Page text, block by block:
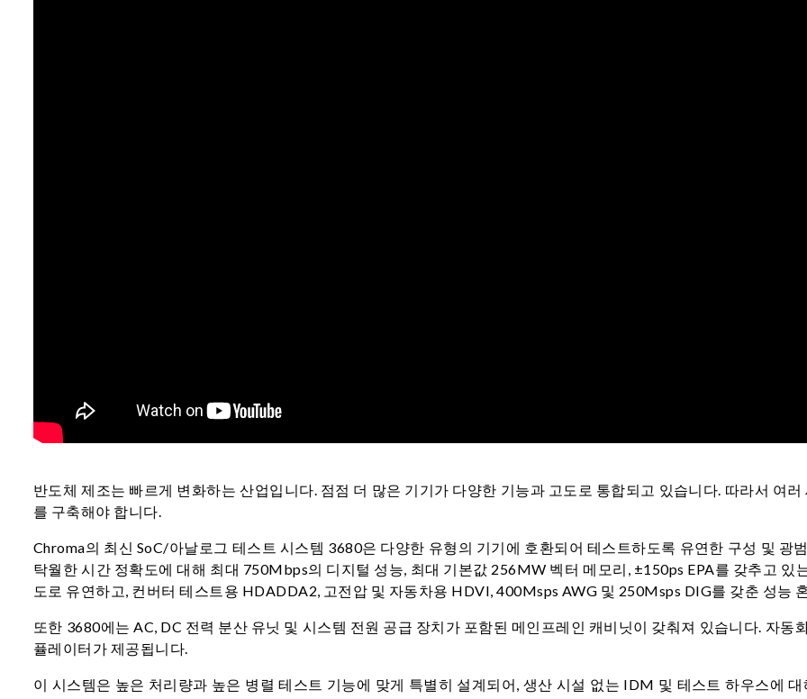
반도체 제조는 빠르게 변화하는 산업입니다. 점점 더 많은 기기가 다양한 기능과 고도로 통합되고 있습니다. 따라서 여
를 구축해야 합니다.
Chroma의 최신 SoC/아날로그 테스트 시스템 3680은 다양한 유형의 기기에 호환되어 테스트하도록 유연한 구성 및 광
탁월한 시간 정확도에 대해 최대 750Mbps의 디지털 성능, 최대 기본값 256MW 벡터 메모리, ±150ps EPA를 갖추고 있
도로 유연하고, 컨버터 테스트용 HDADDA2, 고전압 및 자동차용 HDVI, 400Msps AWG 및 250Msps DIG를 갖춘 성능
또한 3680에는 AC, DC 전력 분산 유닛 및 시스템 전원 공급 장치가 포함된 메인프레인 캐비닛이 갖춰져 있습니다. 자
퓰레이터가 제공됩니다.
이 시스템은 높은 처리량과 높은 병렬 테스트 기능에 맞게 특별히 설계되어, 생산 시설 없는 IDM 및 테스트 하우스에